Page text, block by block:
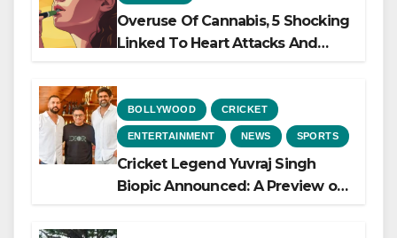
Overuse Of Cannabis, 5 Shocking
Linked To Heart Attacks And
BOLLYWOOD CRICKET
ENTERTAINMENT NEWS SPORTS
Cricket Legend Yuvraj Singh
Biopic Announced: A Preview of